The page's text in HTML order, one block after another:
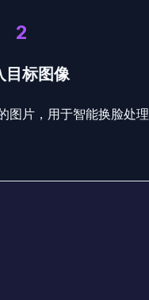
2
目标图像
图片，用于智能换脸处理